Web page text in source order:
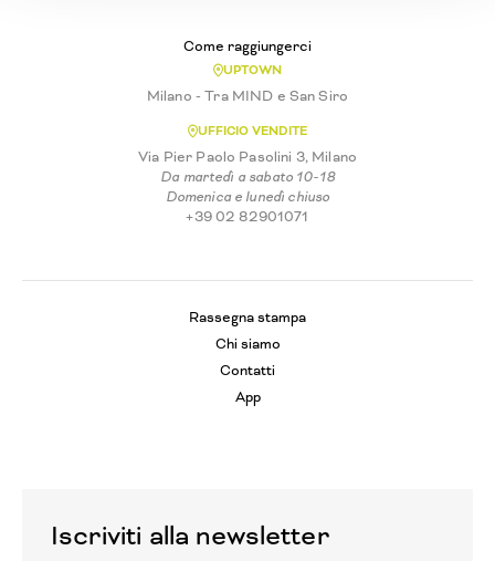
Come raggiungerci
UPTOWN
Milano - Tra MIND e San Siro
UFFICIO VENDITE
Via Pier Paolo Pasolini 3, Milano
Da martedì a sabato 10-18
Domenica e lunedì chiuso
+39 02 82901071
Rassegna stampa
Chi siamo
Contatti
App
Iscriviti alla newsletter